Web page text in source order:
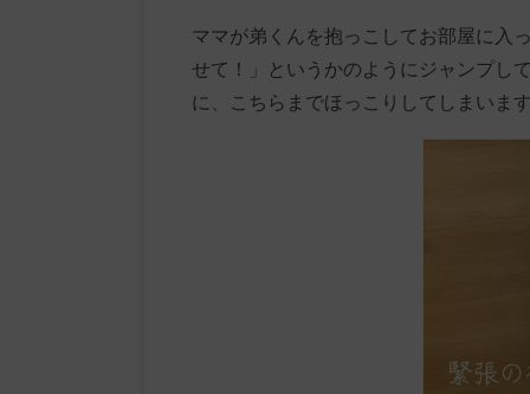
ママが弟くんを抱っこしてお部屋に入
せて！」というかのようにジャンプし
に、こちらまでほっこりしてしまいま